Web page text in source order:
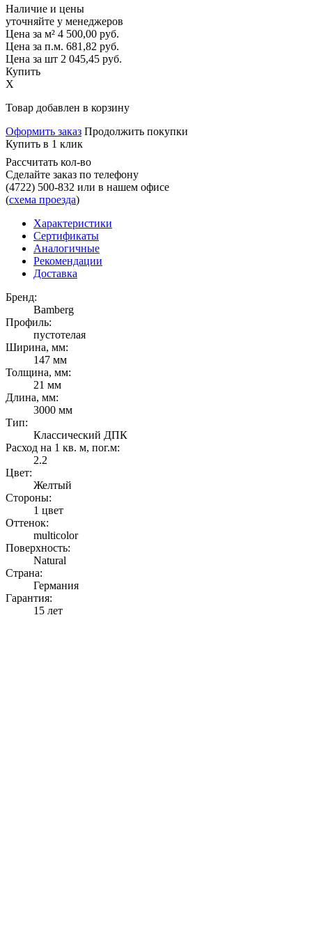
Наличие и цены
уточняйте у менеджеров
Цена за м² 4 500,00 руб.
Цена за п.м. 681,82 руб.
Цена за шт 2 045,45 руб.
Купить
X
Товар добавлен в корзину
Оформить заказ Продолжить покупки
Купить в 1 клик
Рассчитать кол-во
Сделайте заказ по телефону
(4722) 500-832 или в нашем офисе
(схема проезда)
Характеристики
Сертификаты
Аналогичные
Рекомендации
Доставка
Бренд:
Bamberg
Профиль:
пустотелая
Ширина, мм:
147 мм
Толщина, мм:
21 мм
Длина, мм:
3000 мм
Тип:
Классический ДПК
Расход на 1 кв. м, пог.м:
2.2
Цвет:
Желтый
Стороны:
1 цвет
Оттенок:
multicolor
Поверхность:
Natural
Страна:
Германия
Гарантия:
15 лет